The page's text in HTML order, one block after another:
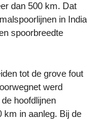
dan 500 km. Dat
in India
spoorbreedte
tot de grove fout
werd
hoofdlijnen
km in aanleg. Bij de